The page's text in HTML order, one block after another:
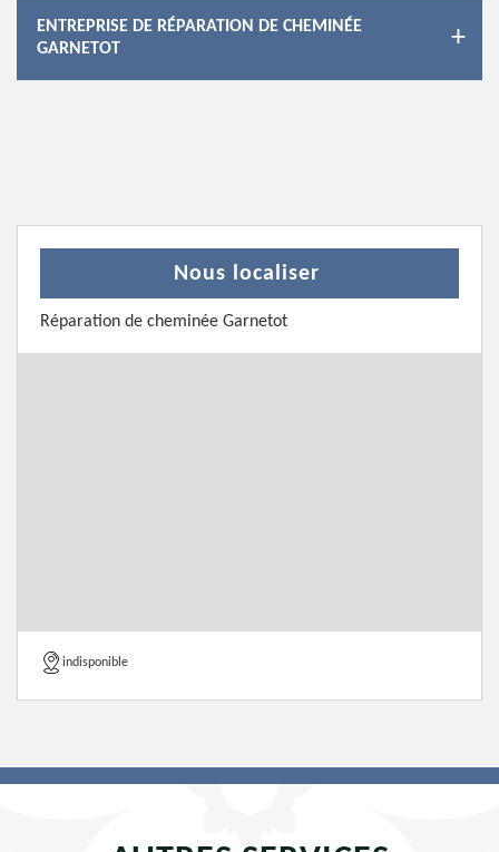
ENTREPRISE DE RÉPARATION DE CHEMINÉE
GARNETOT
Nous localiser
Réparation de cheminée Garnetot
indisponible